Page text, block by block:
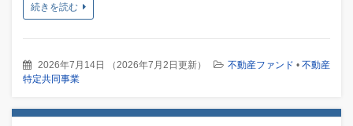
続きを読む
2026年7月14日 （ 2026年7月2日更新） 不動産ファンド • 不動産
特定共同事業